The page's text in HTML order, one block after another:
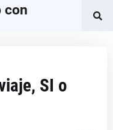
con
SI o